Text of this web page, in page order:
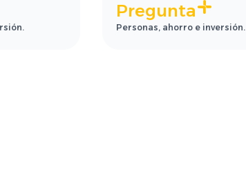
Pregunta
Personas, ahorro e inversión.